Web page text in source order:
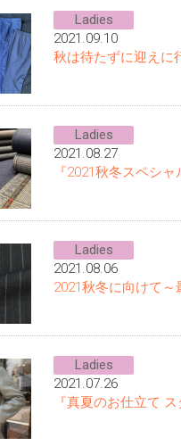
Ladies
2021.09.10
秋は待たずに迎えに
Ladies
2021.08.27
『2021秋冬スペシ
Ladies
2021.08.06
2021秋冬に向けて
Ladies
2021.07.26
『真夏のお仕立て